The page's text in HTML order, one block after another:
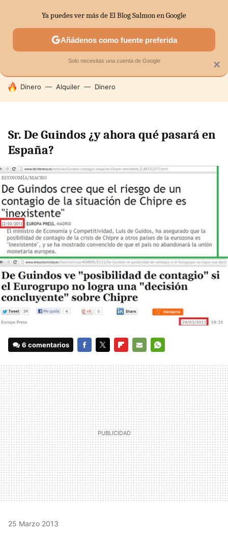
SECTORES ECONOMÍA DOMÉSTICA MERCADOS
HOY SE HABLA DE
Dinero Alquiler Dinero
Sr. De Guindos ¿y ahora qué pasará en
España?
6 comentarios
MAIL
25 Marzo 2013
×
Ya puedes ver más de El Blog Salmon en Google
Añádenos como fuente preferida
Solo necesitas una cuenta de Google